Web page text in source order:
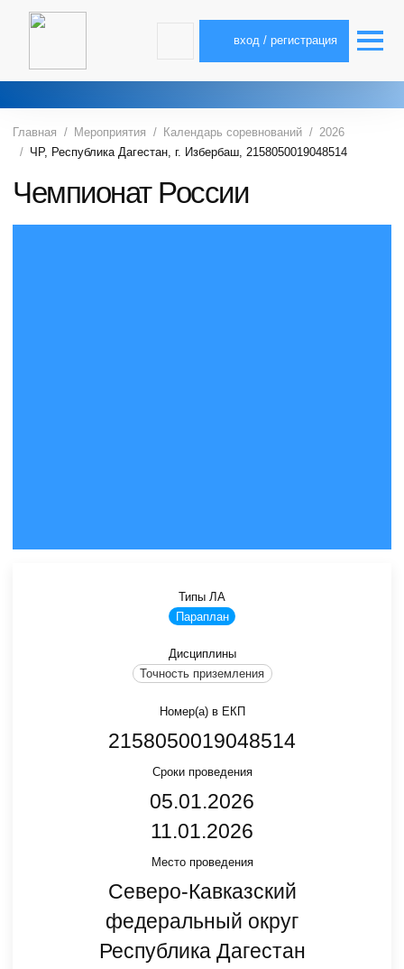
вход / регистрация
Главная Мероприятия Календарь соревнований
2026
ЧР, Республика Дагестан, г. Избербаш, 2158050019048514
Чемпионат России
Типы ЛА
Параплан
Дисциплины
Точность приземления
Номер(а) в ЕКП
2158050019048514
Сроки проведения
05.01.2026
11.01.2026
Место проведения
Северо-Кавказский
федеральный округ
Республика Дагестан